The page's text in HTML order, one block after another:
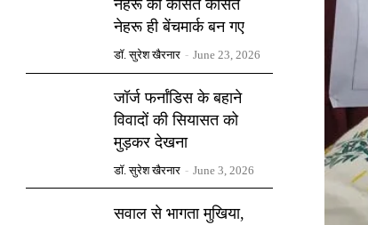
नेहरू को कोसते कोसते
नेहरू ही बेंचमार्क बन गए
डॉ. सुरेश खैरनार - June 23, 2026
जॉर्ज फर्नांडिस के बहाने
विवादों की सियासत को
मुड़कर देखना
डॉ. सुरेश खैरनार - June 3, 2026
सवाल से भागता मुखिया,